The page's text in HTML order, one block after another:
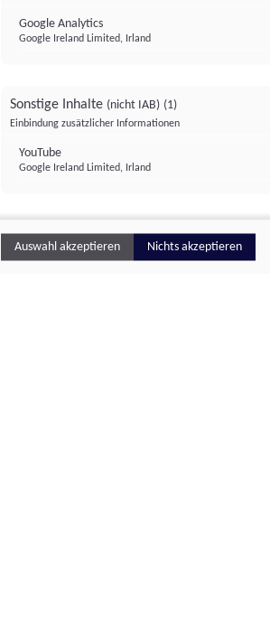
Google Analytics
Google Ireland Limited, Irland
Sonstige Inhalte (nicht IAB) (1)
Einbindung zusätzlicher Informationen
YouTube
Google Ireland Limited, Irland
Auswahl akzeptieren Nichts akzeptieren